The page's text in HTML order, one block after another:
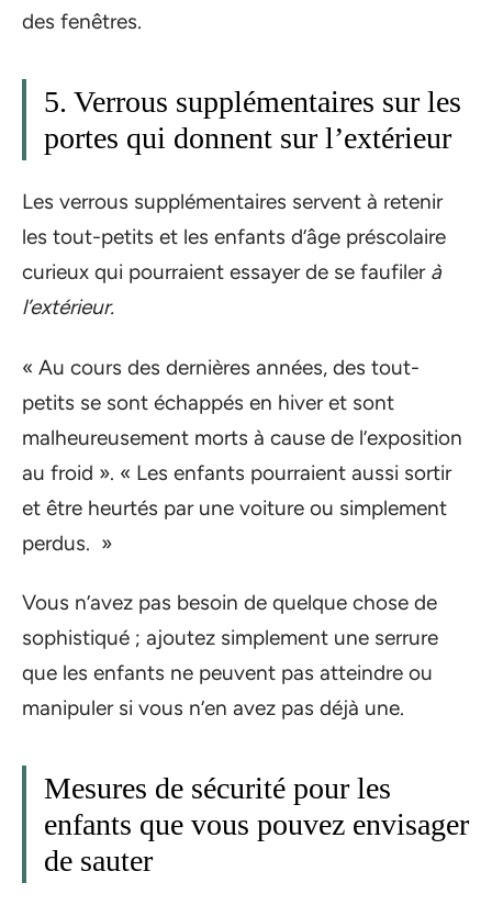
des fenêtres.
5. Verrous supplémentaires sur les
portes qui donnent sur l’extérieur
Les verrous supplémentaires servent à retenir
les tout-petits et les enfants d’âge préscolaire
curieux qui pourraient essayer de se faufiler à
l’extérieur.
« Au cours des dernières années, des tout-
petits se sont échappés en hiver et sont
malheureusement morts à cause de l’exposition
au froid ». « Les enfants pourraient aussi sortir
et être heurtés par une voiture ou simplement
perdus. »
Vous n’avez pas besoin de quelque chose de
sophistiqué ; ajoutez simplement une serrure
que les enfants ne peuvent pas atteindre ou
manipuler si vous n’en avez pas déjà une.
Mesures de sécurité pour les
enfants que vous pouvez envisager
de sauter